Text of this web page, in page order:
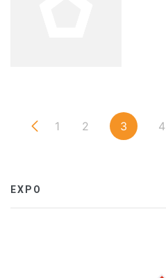
1 2 3 4
EXPO